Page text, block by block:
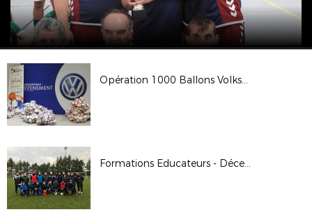
Opération 1000 Ballons Volkswagen - Espace 3000 Besançon
Formations Educateurs - Décembre 2018